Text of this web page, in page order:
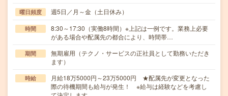
曜日頻度 週5日／月～金（土日休み）
時間
8:30～17:30（実働8時間）※上記は一例です。業務上必要
がある場合や配属先の都合により、時間帯…
期間
無期雇用（テクノ・サービスの正社員として勤務いただき
ます）
時給
月給18万5000円～23万5000円 ★配属先が変更となった
際の待機期間も給与が発生！ ※給与は経験などを考慮し